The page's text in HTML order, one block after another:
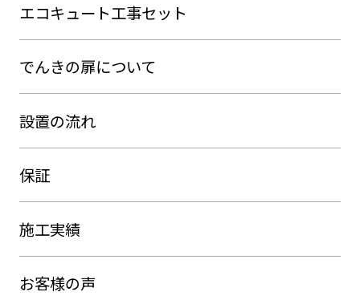
エコキュート工事セット
でんきの扉について
設置の流れ
保証
施工実績
お客様の声